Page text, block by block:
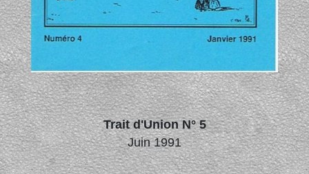
Trait d'Union N° 5
Juin 1991